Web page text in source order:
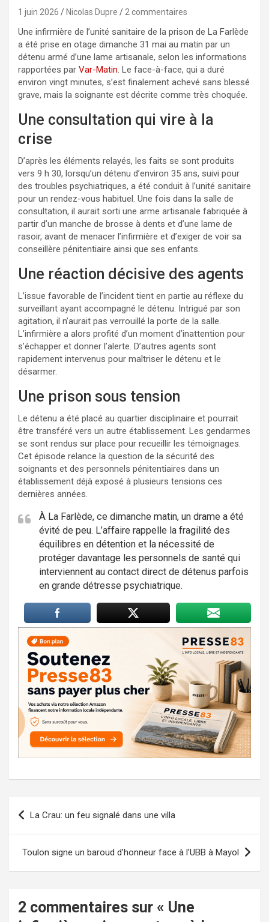
1 juin 2026 Nicolas Dupre 2 commentaires
Une infirmière de l’unité sanitaire de la prison de La Farlède
a été prise en otage dimanche 31 mai au matin par un
détenu armé d’une lame artisanale, selon les informations
rapportées par Var-Matin. Le face-à-face, qui a duré
environ vingt minutes, s’est finalement achevé sans blessé
grave, mais la soignante est décrite comme très choquée.
Une consultation qui vire à la
crise
D’après les éléments relayés, les faits se sont produits
vers 9 h 30, lorsqu’un détenu d’environ 35 ans, suivi pour
des troubles psychiatriques, a été conduit à l’unité sanitaire
pour un rendez-vous habituel. Une fois dans la salle de
consultation, il aurait sorti une arme artisanale fabriquée à
partir d’un manche de brosse à dents et d’une lame de
rasoir, avant de menacer l’infirmière et d’exiger de voir sa
conseillère pénitentiaire ainsi que ses enfants.
Une réaction décisive des agents
L’issue favorable de l’incident tient en partie au réflexe du
surveillant ayant accompagné le détenu. Intrigué par son
agitation, il n’aurait pas verrouillé la porte de la salle.
L’infirmière a alors profité d’un moment d’inattention pour
s’échapper et donner l’alerte. D’autres agents sont
rapidement intervenus pour maîtriser le détenu et le
désarmer.
Une prison sous tension
Le détenu a été placé au quartier disciplinaire et pourrait
être transféré vers un autre établissement. Les gendarmes
se sont rendus sur place pour recueillir les témoignages.
Cet épisode relance la question de la sécurité des
soignants et des personnels pénitentiaires dans un
établissement déjà exposé à plusieurs tensions ces
dernières années.
À La Farlède, ce dimanche matin, un drame a été
évité de peu. L’affaire rappelle la fragilité des
équilibres en détention et la nécessité de
protéger davantage les personnels de santé qui
interviennent au contact direct de détenus parfois
en grande détresse psychiatrique.
Navigation
de
l’article
La Crau: un feu signalé dans une villa
Toulon signe un baroud d’honneur face à l’UBB à Mayol
2 commentaires sur « Une